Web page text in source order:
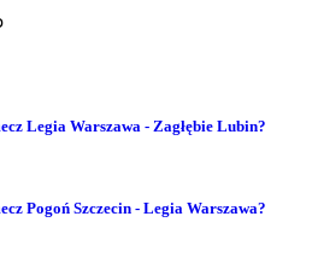
Legia Warszawa - Zagłębie Lubin?
Pogoń Szczecin - Legia Warszawa?